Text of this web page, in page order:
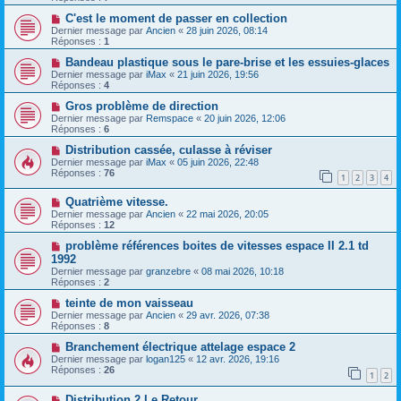
C'est le moment de passer en collection
Dernier message par Ancien « 28 juin 2026, 08:14
Réponses : 1
Bandeau plastique sous le pare-brise et les essuies-glaces
Dernier message par iMax « 21 juin 2026, 19:56
Réponses : 4
Gros problème de direction
Dernier message par Remspace « 20 juin 2026, 12:06
Réponses : 6
Distribution cassée, culasse à réviser
Dernier message par iMax « 05 juin 2026, 22:48
Réponses : 76 1 2 3 4
Quatrième vitesse.
Dernier message par Ancien « 22 mai 2026, 20:05
Réponses : 12
problème références boites de vitesses espace II 2.1 td
1992
Dernier message par granzebre « 08 mai 2026, 10:18
Réponses : 2
teinte de mon vaisseau
Dernier message par Ancien « 29 avr. 2026, 07:38
Réponses : 8
Branchement électrique attelage espace 2
Dernier message par logan125 « 12 avr. 2026, 19:16
Réponses : 26 1 2